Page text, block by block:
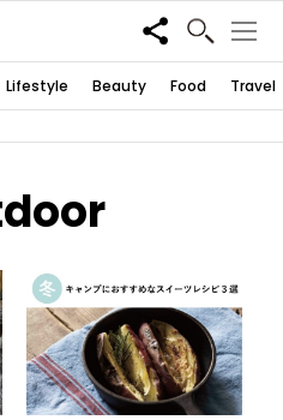
Lifestyle Beauty Food Travel